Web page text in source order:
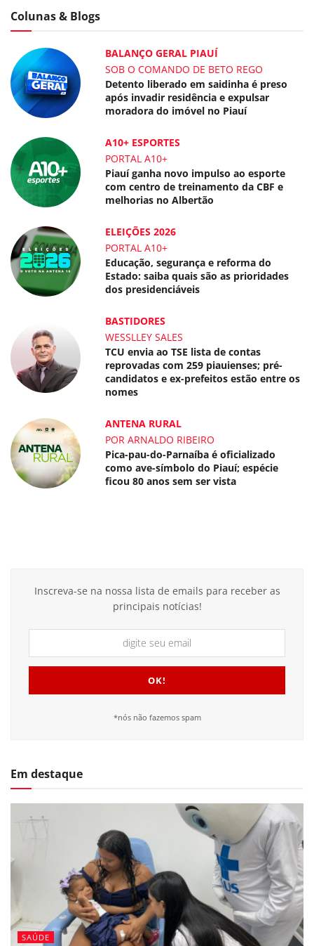
Colunas & Blogs
BALANÇO GERAL PIAUÍ
SOB O COMANDO DE BETO REGO
Detento liberado em saidinha é preso
após invadir residência e expulsar
moradora do imóvel no Piauí
A10+ ESPORTES
PORTAL A10+
Piauí ganha novo impulso ao esporte
com centro de treinamento da CBF e
melhorias no Albertão
ELEIÇÕES 2026
PORTAL A10+
Educação, segurança e reforma do
Estado: saiba quais são as prioridades
dos presidenciáveis
BASTIDORES
WESSLLEY SALES
TCU envia ao TSE lista de contas
reprovadas com 259 piauienses; pré-
candidatos e ex-prefeitos estão entre os
nomes
ANTENA RURAL
POR ARNALDO RIBEIRO
Pica-pau-do-Parnaíba é oficializado
como ave-símbolo do Piauí; espécie
ficou 80 anos sem ser vista
Inscreva-se na nossa lista de emails para receber as
principais notícias!
*nós não fazemos spam
Em destaque
SAÚDE